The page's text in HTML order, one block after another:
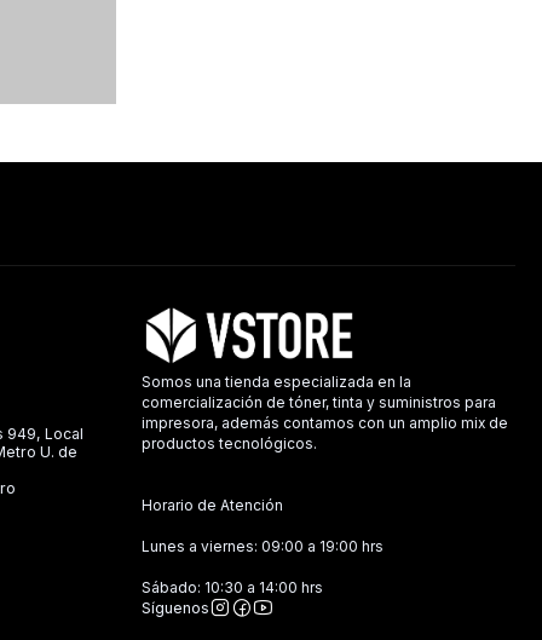
949, Local
U. de
Somos una tienda especializada en la
comercialización de tóner, tinta y suministros para
impresora, además contamos con un amplio mix de
productos tecnológicos.
Horario de Atención
Lunes a viernes: 09:00 a 19:00 hrs
Sábado: 10:30 a 14:00 hrs
Síguenos